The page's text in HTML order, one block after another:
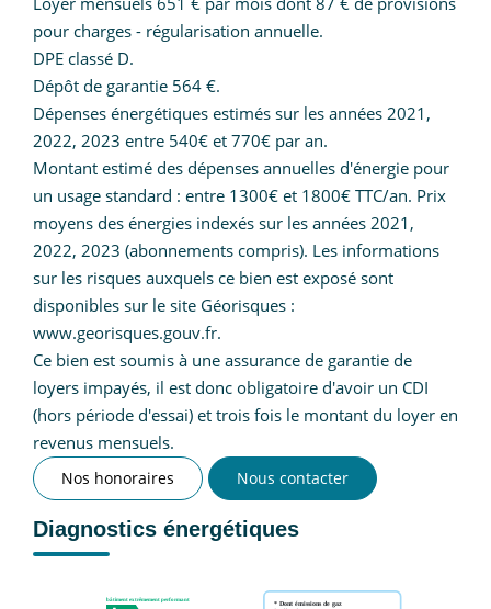
pour charges - régularisation annuelle.
DPE classé D.
Dépôt de garantie 564 €.
Dépenses énergétiques estimés sur les années 2021,
2022, 2023 entre 540€ et 770€ par an.
Montant estimé des dépenses annuelles d'énergie pour
un usage standard : entre 1300€ et 1800€ TTC/an. Prix
moyens des énergies indexés sur les années 2021,
2022, 2023 (abonnements compris). Les informations
sur les risques auxquels ce bien est exposé sont
disponibles sur le site Géorisques :
www.georisques.gouv.fr.
Ce bien est soumis à une assurance de garantie de
loyers impayés, il est donc obligatoire d'avoir un CDI
(hors période d'essai) et trois fois le montant du loyer en
revenus mensuels.
Nos honoraires Nous contacter
Diagnostics énergétiques